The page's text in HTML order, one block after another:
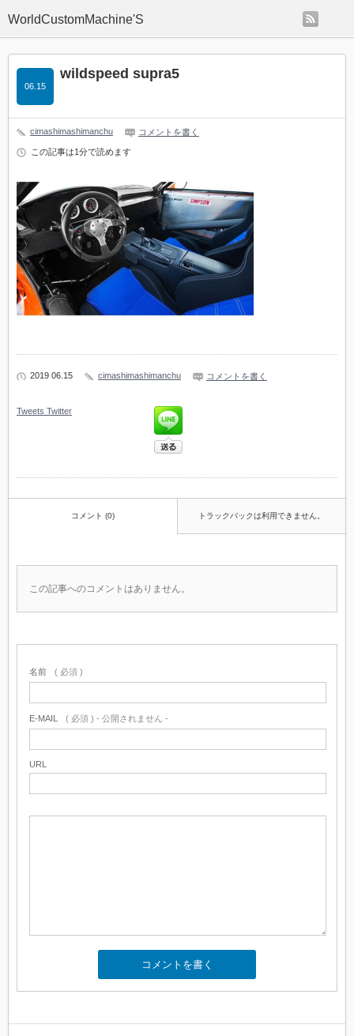
WorldCustomMachine'S
wildspeed supra5
06.15
cimashimashimanchu コメントを書く
この記事は1分で読めます
2019 06.15 cimashimashimanchu コメントを書く
Tweets Twitter
コメント (0) トラックバックは利用できません。
この記事へのコメントはありません。
名前 ( 必須 )
E-MAIL ( 必須 ) - 公開されません -
URL